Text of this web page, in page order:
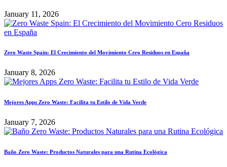
January 11, 2026
Zero Waste Spain: El Crecimiento del Movimiento Cero Residuos en España
January 8, 2026
Mejores Apps Zero Waste: Facilita tu Estilo de Vida Verde
January 7, 2026
Baño Zero Waste: Productos Naturales para una Rutina Ecológica